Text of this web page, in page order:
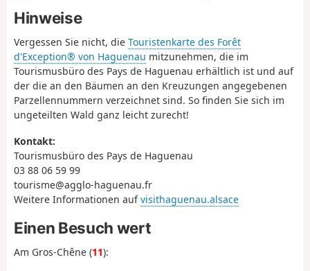
Hinweise
Vergessen Sie nicht, die Touristenkarte des Forêt
d'Exception® von Haguenau mitzunehmen, die im
Tourismusbüro des Pays de Haguenau erhältlich ist und auf
der die an den Bäumen an den Kreuzungen angegebenen
Parzellennummern verzeichnet sind. So finden Sie sich im
ungeteilten Wald ganz leicht zurecht!
Kontakt:
Tourismusbüro des Pays de Haguenau
03 88 06 59 99
tourisme@agglo-haguenau.fr
Weitere Informationen aufvisithaguenau.alsace
Einen Besuch wert
Am Gros-Chêne (11):